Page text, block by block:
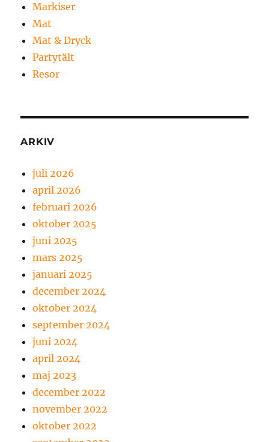
Markiser
Mat
Mat & Dryck
Partytält
Resor
ARKIV
juli 2026
april 2026
februari 2026
oktober 2025
juni 2025
mars 2025
januari 2025
december 2024
oktober 2024
september 2024
juni 2024
april 2024
maj 2023
december 2022
november 2022
oktober 2022